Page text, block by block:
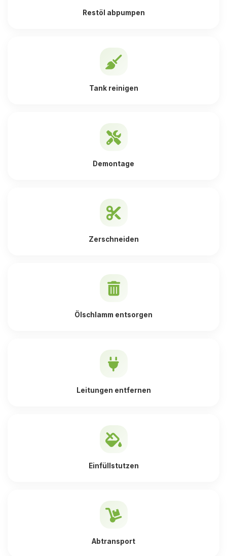
Restöl abpumpen
Tank reinigen
Demontage
Zerschneiden
Ölschlamm entsorgen
Leitungen entfernen
Einfüllstutzen
Abtransport